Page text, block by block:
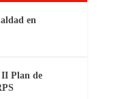
en
Plan de